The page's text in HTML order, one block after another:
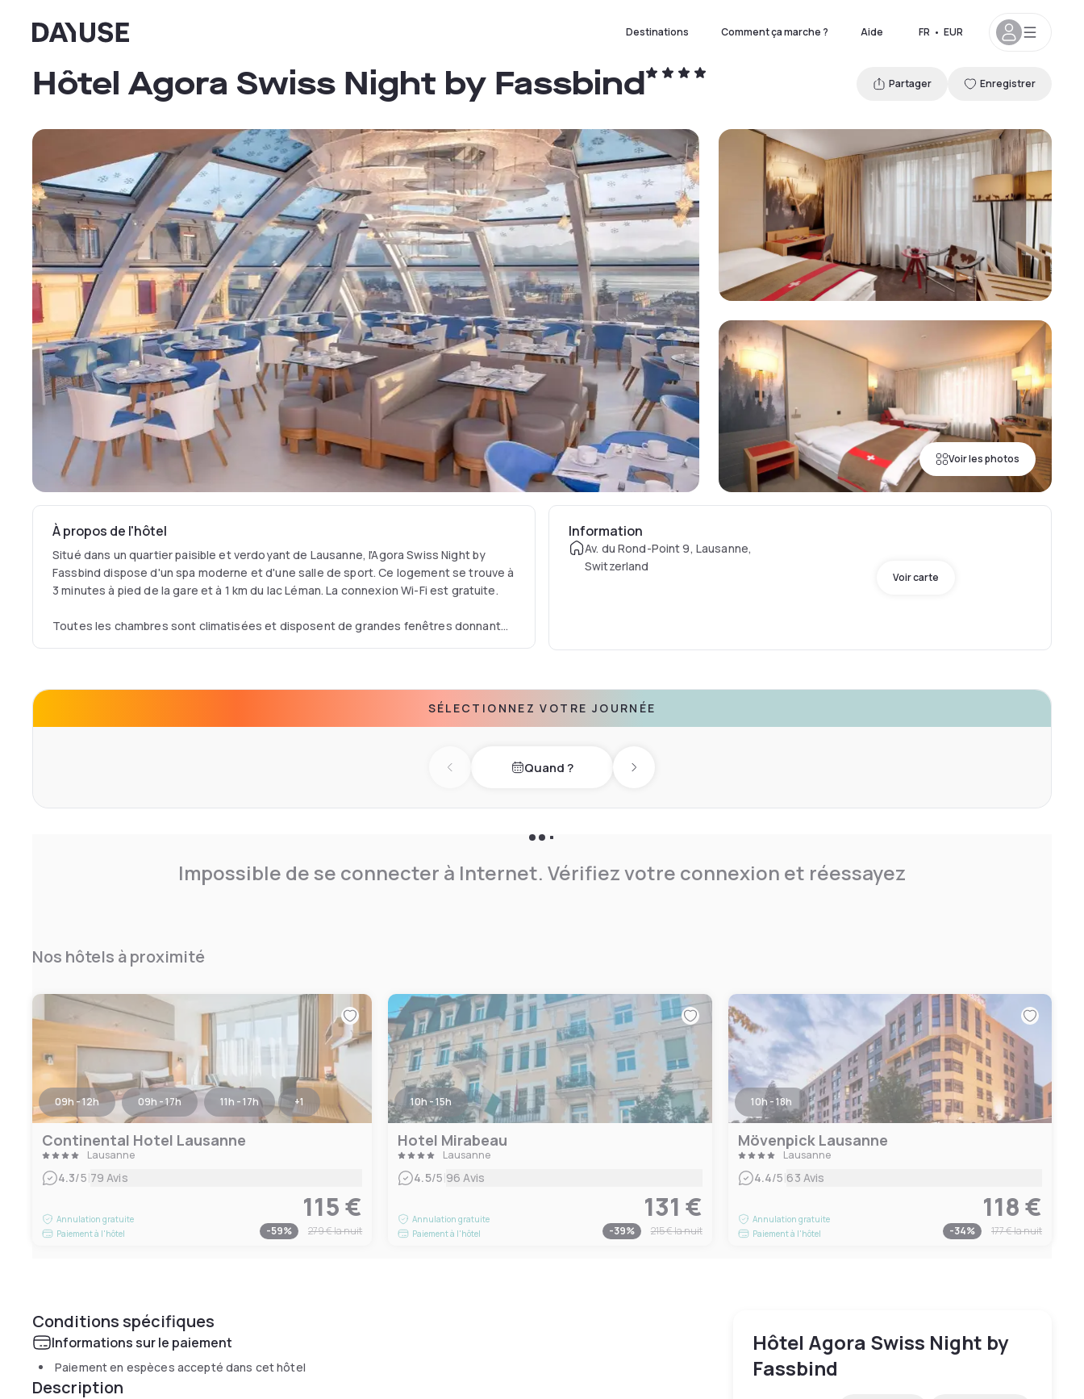
Dayuse Destinations Comment ça marche ? Aide FR • EUR
Voir les photos
Hôtel Agora Swiss Night by Fassbind Partager Enregistrer
À propos de l'hôtel
Situé dans un quartier paisible et verdoyant de Lausanne, l'Agora Swiss Night by
Fassbind dispose d'un spa moderne et d'une salle de sport. Ce logement se trouve à
3 minutes à pied de la gare et à 1 km du lac Léman. La connexion Wi-Fi est gratuite.
Toutes les chambres sont climatisées et disposent de grandes fenêtres donnant
Information
Av. du Rond-Point 9, Lausanne,
Switzerland
Voir carte
SÉLECTIONNEZ VOTRE JOURNÉE
Previous dayQuand ? Next day
Impossible de se connecter à Internet. Vérifiez votre connexion et réessayez
Nos hôtels à proximité
09h - 12h 09h - 17h 11h - 17h +1
Continental Hotel Lausanne
Lausanne
4.3/5|79 Avis
Annulation gratuite
Paiement à l'hôtel
115 €
-59% 279 €la nuit
10h - 15h
Hotel Mirabeau
Lausanne
4.5/5|96 Avis
Annulation gratuite
Paiement à l'hôtel
131 €
-39% 215 €la nuit
10h - 18h
Mövenpick Lausanne
Lausanne
4.4/5|63 Avis
Annulation gratuite
Paiement à l'hôtel
118 €
-34% 177 €la nuit
Conditions spécifiques
Informations sur le paiement
Paiement en espèces accepté dans cet hôtel
Description
Hôtel Agora Swiss Night by
Fassbind